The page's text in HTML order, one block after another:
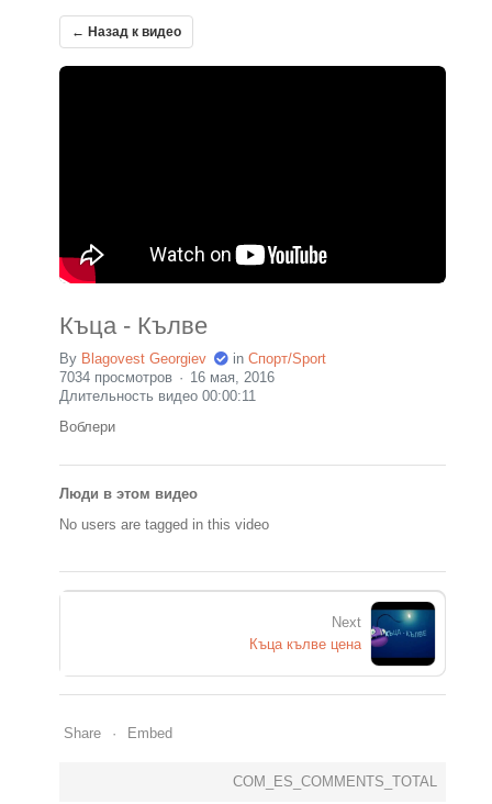
← Назад к видео
Къца - Кълве
By Blagovest Georgiev in Спорт/Sport
7034 просмотров
16 мая, 2016
Длительность видео 00:00:11
Воблери
Люди в этом видео
No users are tagged in this video
Next
Къца кълве цена
Share Embed
COM_ES_COMMENTS_TOTAL